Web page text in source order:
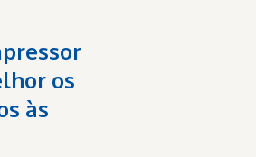
os
às